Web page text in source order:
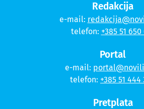
Redakcija
e-mail:
telefon: +385 51 650
Portal
e-mail:
telefon: +385 51 444
Pretplata